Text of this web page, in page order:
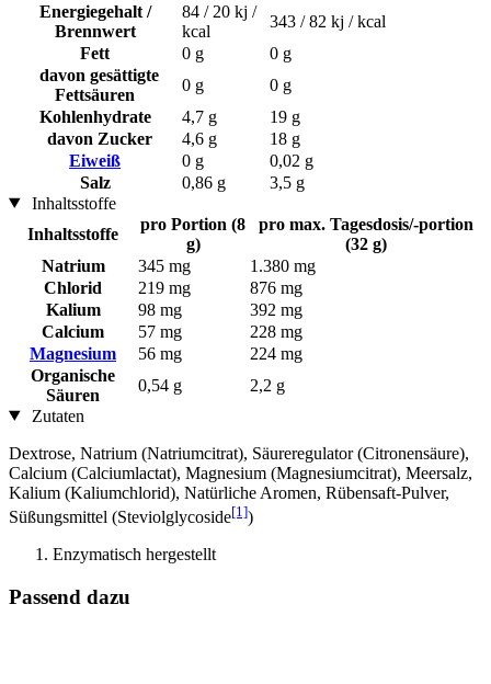
Energiegehalt /
Brennwert
84 / 20 kj /
kcal
343 / 82 kj / kcal
Fett
0 g
0 g
davon gesättigte
Fettsäuren
0 g
0 g
Kohlenhydrate
4,7 g
19 g
davon Zucker
4,6 g
18 g
Eiweiß
0 g
0,02 g
Salz
0,86 g
3,5 g
Inhaltsstoffe
Inhaltsstoffe
pro Portion (8
g)
pro max. Tagesdosis/-portion
(32 g)
Natrium
345 mg
1.380 mg
Chlorid
219 mg
876 mg
Kalium
98 mg
392 mg
Calcium
57 mg
228 mg
Magnesium
56 mg
224 mg
Organische
Säuren
0,54 g
2,2 g
Zutaten
Dextrose, Natrium (Natriumcitrat), Säureregulator (Citronensäure),
Calcium (Calciumlactat), Magnesium (Magnesiumcitrat), Meersalz,
Kalium (Kaliumchlorid), Natürliche Aromen, Rübensaft-Pulver,
Süßungsmittel (Steviolglycoside[1])
Enzymatisch hergestellt
Passend dazu